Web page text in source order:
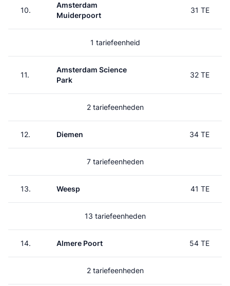
10.
Amsterdam
Muiderpoort
31 TE
1 tariefeenheid
11.
Amsterdam Science
Park
32 TE
2 tariefeenheden
12. Diemen 34 TE
7 tariefeenheden
13. Weesp 41 TE
13 tariefeenheden
14. Almere Poort 54 TE
2 tariefeenheden